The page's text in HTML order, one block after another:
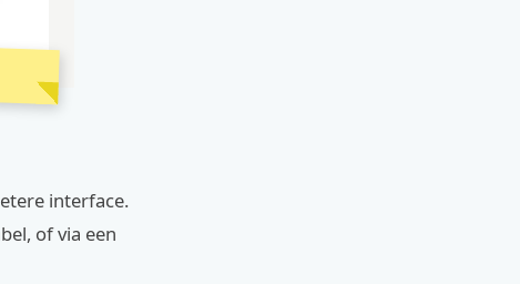
interface.
of via een